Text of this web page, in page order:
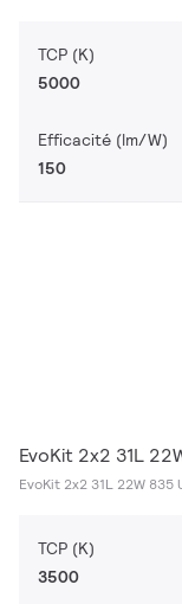
TCP (K)
5000
Efficacité (lm/W)
150
EvoKit 2x2 31L
EvoKit 2x2 31L 22W 835
TCP (K)
3500